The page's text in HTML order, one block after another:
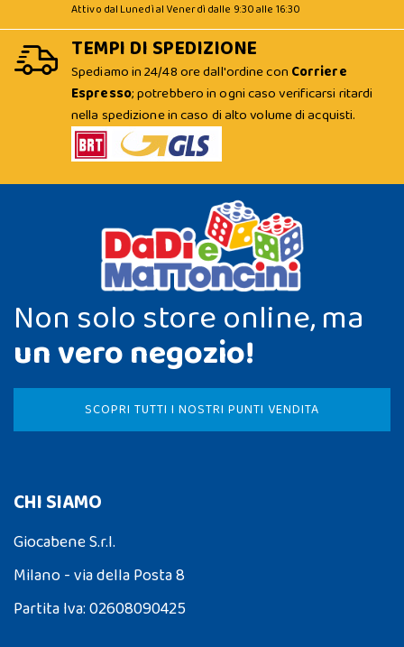
Attivo dal Lunedì al Venerdì dalle 9:30 alle 16:30
TEMPI DI SPEDIZIONE
Spediamo in 24/48 ore dall'ordine con Corriere
Espresso; potrebbero in ogni caso verificarsi ritardi
nella spedizione in caso di alto volume di acquisti.
Non solo store online, ma
un vero negozio!
SCOPRI TUTTI I NOSTRI PUNTI VENDITA
CHI SIAMO
Giocabene S.r.l.
Milano - via della Posta 8
Partita Iva: 02608090425